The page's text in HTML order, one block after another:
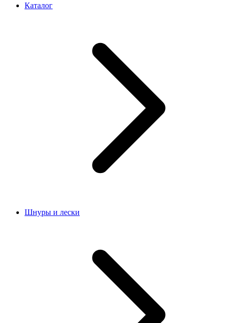
Каталог
Шнуры и лески